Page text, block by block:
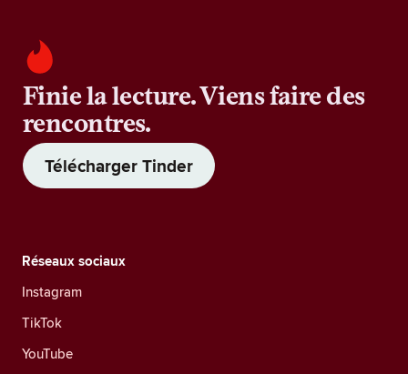
Finie la lecture. Viens faire des
rencontres.
Télécharger Tinder
Réseaux sociaux
Instagram
TikTok
YouTube